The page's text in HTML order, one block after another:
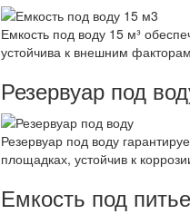
Емкость под воду 15 м³
устойчива к внешним
Резервуар под
Резервуар под воду
площадках, устойчив к
Емкость под